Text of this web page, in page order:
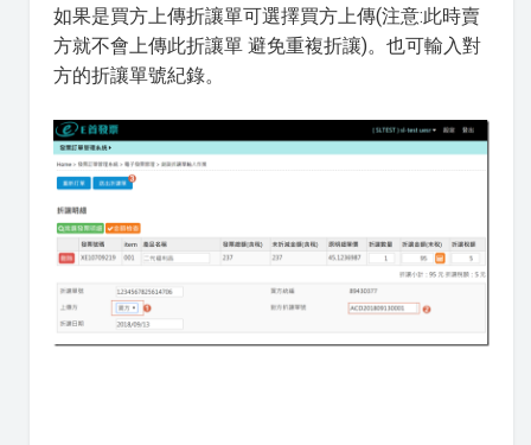
如果是買方上傳折讓單可選擇買方上傳(注意:此時賣
方就不會上傳此折讓單 避免重複折讓)。也可輸入對
方的折讓單號紀錄。